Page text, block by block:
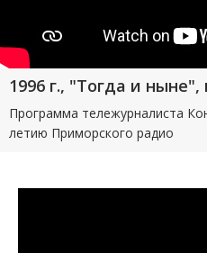
1996 г., "Тогда и ныне",
Программа тележурналиста
летию Приморского радио